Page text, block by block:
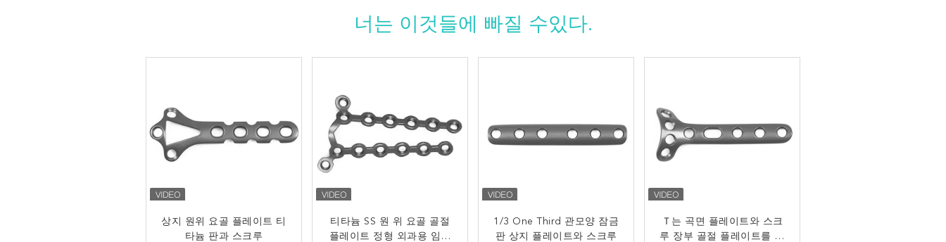
너는 이것들에 빠질 수있다.
상지 원위 요골 플레이트 티
타늄 판과 스크루
티타늄 SS 원 위 요골 골절
플레이트 정형 외과용 임플
1/3 One Third 관모양 잠금
판 상지 플레이트와 스크루
Ｔ는 곡면 플레이트와 스크
루 장부 골절 플레이트를 형
1.5 밀리미터 작은 경사진
Ｔ 접시 정형외과 L/R 접시
120 급 장골 플레이트 티타
늄 뼈는 OEM ODM을 주입
Ｔ는 장부 플레이트 티타늄
잠금 판 두께 1.2 밀리미터
HC 2.7 밀리미터는 Ｌ 플레
이트 정형 외과 티타늄 임플